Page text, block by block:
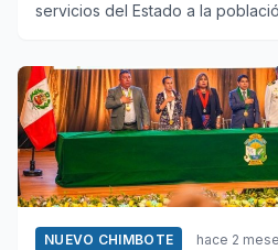
servicios del Estado a la
NUEVO CHIMBOTE hace 2